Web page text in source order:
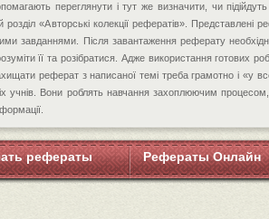
переглянути і тут же визначити, чи
«Авторські колекції рефератів». Представлені
завданнями. Після завантаження реферату
її та розібратися. Адже використання готових
реферат з написаної темі треба грамотно і «у
учнів. Вони роблять навчання захоплюючим
рефераты Рефераты Онлайн